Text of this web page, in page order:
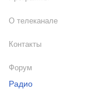
О телеканале
Контакты
Форум
Радио